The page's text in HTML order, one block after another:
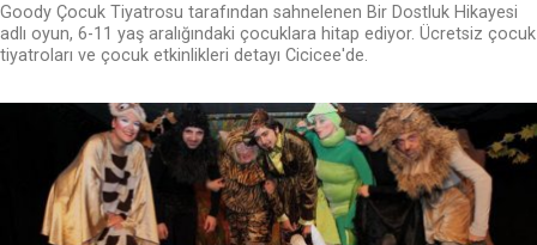
Goody Çocuk Tiyatrosu tarafından sahnelenen Bir Dostluk Hikayesi
adlı oyun, 6-11 yaş aralığındaki çocuklara hitap ediyor. Ücretsiz çocuk
tiyatroları ve çocuk etkinlikleri detayı Cicicee'de.